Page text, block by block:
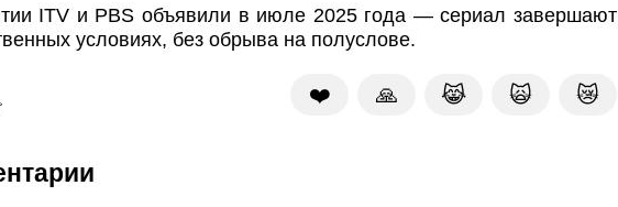
ITV и PBS объявили в июле 2025 года — сериал завершают
условиях, без обрыва на полуслове.
❤️ 🙏 😹 🙀 😿